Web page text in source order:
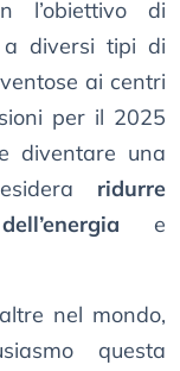
l’obiettivo di
diversi tipi di
ai centri
per il 2025
diventare una
ridurre
e
nel mondo,
questa